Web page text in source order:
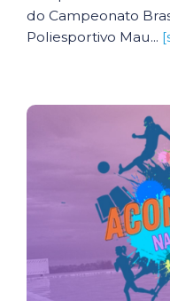
do Campeonato
Poliesportivo Mau...